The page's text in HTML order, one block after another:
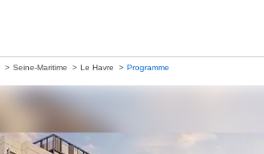
Seine-Maritime Le Havre Programme